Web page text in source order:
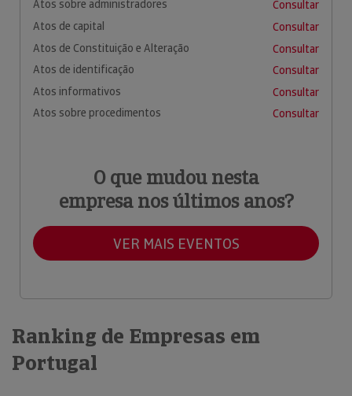
Atos sobre administradores
Consultar
Atos de capital
Consultar
Atos de Constituição e Alteração
Consultar
Atos de identificação
Consultar
Atos informativos
Consultar
Atos sobre procedimentos
Consultar
O que mudou nesta
empresa nos últimos anos?
VER MAIS EVENTOS
Ranking de Empresas em
Portugal